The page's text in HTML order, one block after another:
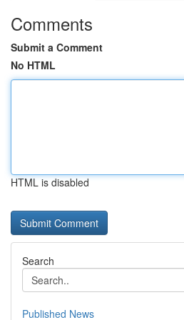
Comments
Submit a Comment
No HTML
HTML is disabled
Search
Published News